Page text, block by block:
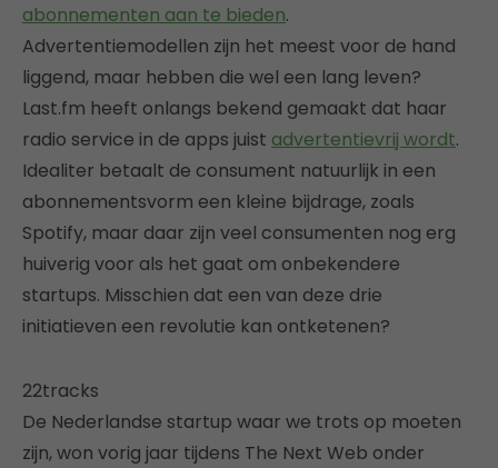
abonnementen aan te bieden.
Advertentiemodellen zijn het meest voor de hand
liggend, maar hebben die wel een lang leven?
Last.fm heeft onlangs bekend gemaakt dat haar
radio service in de apps juist advertentievrij wordt.
Idealiter betaalt de consument natuurlijk in een
abonnementsvorm een kleine bijdrage, zoals
Spotify, maar daar zijn veel consumenten nog erg
huiverig voor als het gaat om onbekendere
startups. Misschien dat een van deze drie
initiatieven een revolutie kan ontketenen?
22tracks
De Nederlandse startup waar we trots op moeten
zijn, won vorig jaar tijdens The Next Web onder